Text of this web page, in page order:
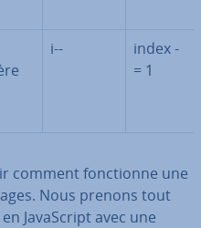
i--
index -
= 1
comment fonc­tionne une
Nous prenons tout
Ja­vaS­cript avec une